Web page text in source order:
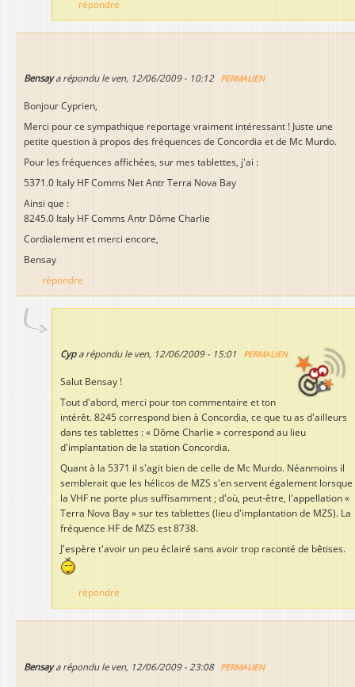
répondre
Bensaya répondu le ven, 12/06/2009 - 10:12 PERMALIEN
Bonjour Cyprien,
Merci pour ce sympathique reportage vraiment intéressant ! Juste une
petite question à propos des fréquences de Concordia et de Mc Murdo.
Pour les fréquences affichées, sur mes tablettes, j'ai :
5371.0 Italy HF Comms Net Antr Terra Nova Bay
Ainsi que :
8245.0 Italy HF Comms Antr Dôme Charlie
Cordialement et merci encore,
Bensay
répondre
Cypa répondu le ven, 12/06/2009 - 15:01 PERMALIEN
Salut Bensay !
Tout d'abord, merci pour ton commentaire et ton
intérêt. 8245 correspond bien à Concordia, ce que tu as d'ailleurs
dans tes tablettes : « Dôme Charlie » correspond au lieu
d'implantation de la station Concordia.
Quant à la 5371 il s'agit bien de celle de Mc Murdo. Néanmoins il
semblerait que les hélicos de MZS s'en servent également lorsque
la VHF ne porte plus suffisamment ; d'où, peut-être, l'appellation «
Terra Nova Bay » sur tes tablettes (lieu d'implantation de MZS). La
fréquence HF de MZS est 8738.
J'espère t'avoir un peu éclairé sans avoir trop raconté de bêtises.
répondre
Bensaya répondu le ven, 12/06/2009 - 23:08 PERMALIEN